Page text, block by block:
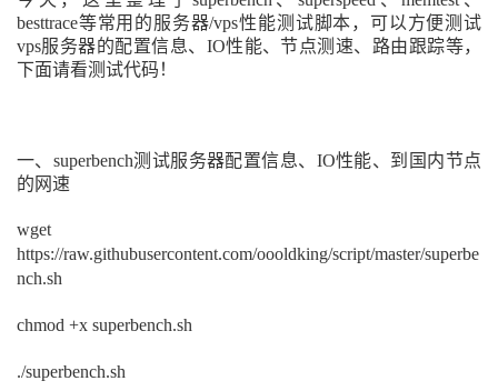
besttrace等常用的服务器/vps性能测试脚本，可以方便测试
vps服务器的配置信息、IO性能、节点测速、路由跟踪等，
下面请看测试代码！
一、superbench测试服务器配置信息、IO性能、到国内节点
的网速
wget
https://raw.githubusercontent.com/oooldking/script/master/superbe
nch.sh
chmod +x superbench.sh
./superbench.sh